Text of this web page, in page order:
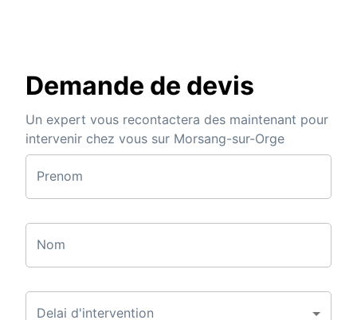
Demande de devis
Un expert vous recontactera des maintenant pour
intervenir chez vous sur Morsang-sur-Orge
Prenom
Nom
Delai d'intervention